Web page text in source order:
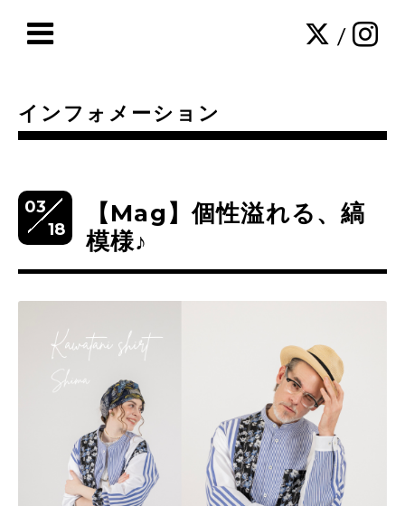
/
インフォメーション
03
18
【Mag】個性溢れる、縞
模様♪